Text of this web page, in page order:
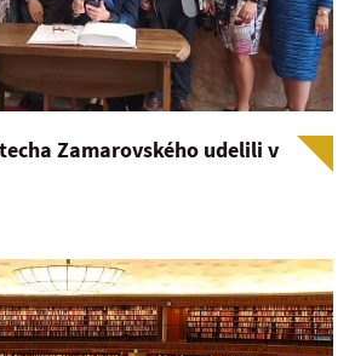
Zamarovského udelili v